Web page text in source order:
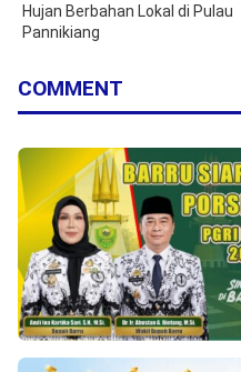
Hujan Berbahan Lokal di Pulau
Pannikiang
COMMENT